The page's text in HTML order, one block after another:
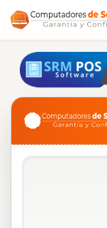
Saltar al contenido